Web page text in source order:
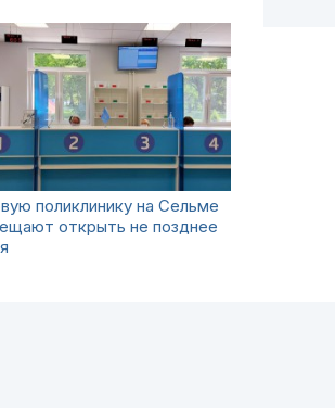
поликлинику на Сельме
открыть не позднее